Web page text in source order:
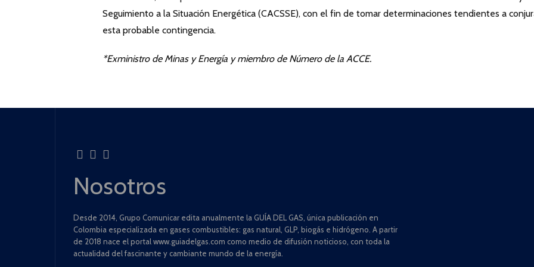
Seguimiento a la Situación Energética (CACSSE), con el fin de tomar determinaciones tendientes a
esta probable contingencia.
*Exministro de Minas y Energía y miembro de Número de la ACCE.
Nosotros
Desde 2014, Grupo Comunicar edita anualmente la GUÍA DEL GAS, única publicación en
Colombia especializada en gases combustibles: gas natural, GLP, biogás e hidrógeno. A partir
de 2018 nace el portal www.guiadelgas.com como medio de difusión noticioso, con toda la
actualidad del fascinante y cambiante mundo de la energía.